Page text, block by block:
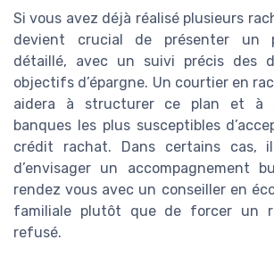
Si vous avez déjà réalisé plusieurs
devient crucial de présenter un
détaillé, avec un suivi précis des
objectifs d’épargne. Un courtier en
aidera à structurer ce plan et à
banques les plus susceptibles
crédit rachat. Dans certains cas,
d’envisager un accompagnement
rendez vous avec un conseiller en
familiale plutôt que de forcer un
refusé.